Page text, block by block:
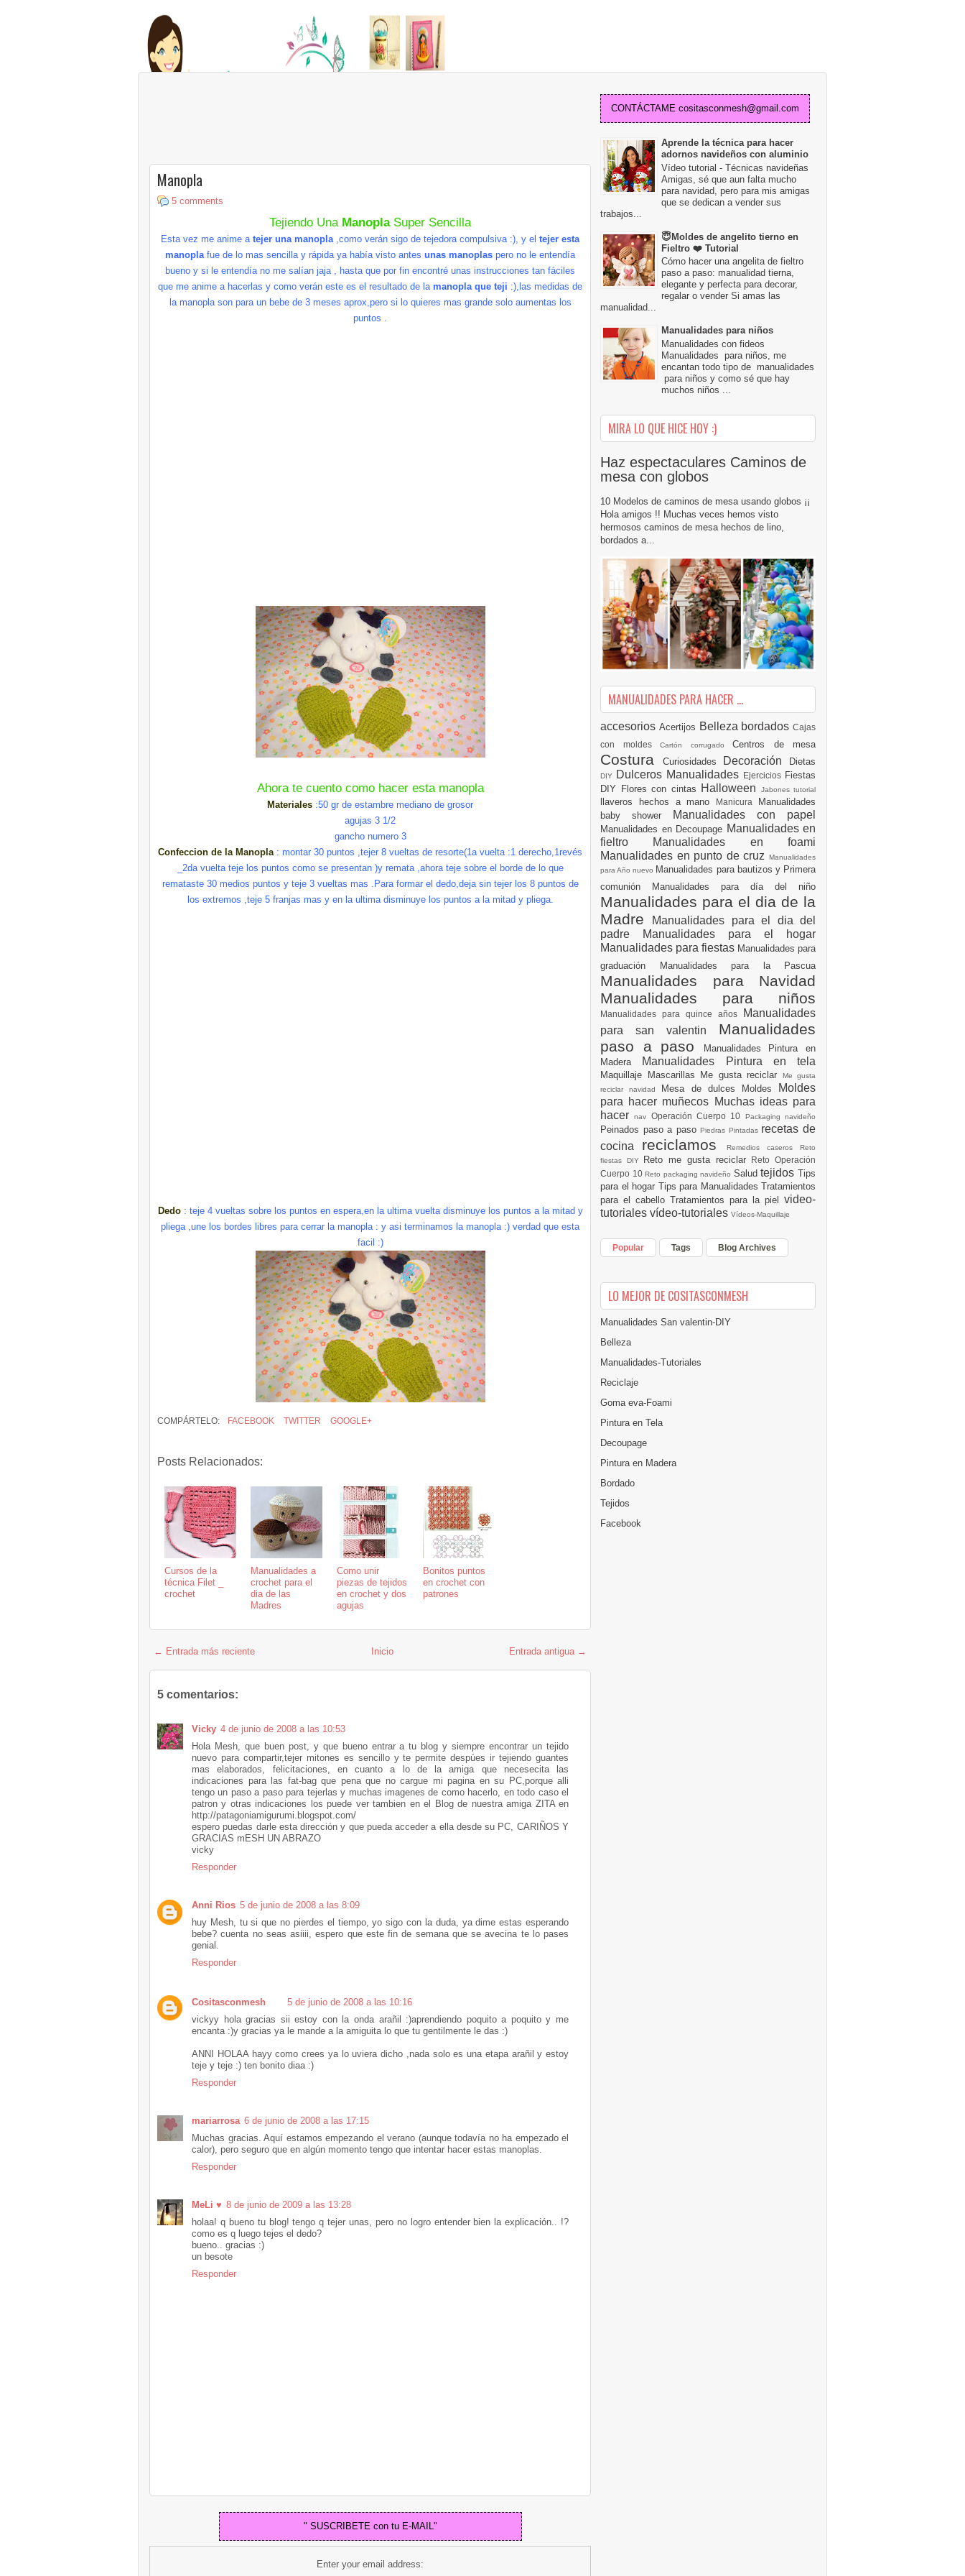
Manopla
5 comments
Tejiendo Una Manopla Super Sencilla
Esta vez me anime a tejer una manopla,como verán sigo de tejedora compulsiva :), y el tejer esta
manoplafue de lo mas sencilla y rápidaya habíavisto antes unas manoplas pero no le entendía
bueno y si le entendíano me salían jaja, hasta que por fin encontré unas instrucciones tan fáciles
que me anime a hacerlas y como verán este es el resultado de la manopla que teji :),las medidas de
la manopla son para un bebe de 3 meses aprox,pero si lo quieres mas grande solo aumentas los
puntos .
Ahora te cuento como hacer esta manopla
Materiales :50 gr de estambre mediano de grosor
agujas 3 1/2
gancho numero 3
Confeccion de la Manopla: montar 30 puntos ,tejer 8 vueltas de resorte(1a vuelta :1 derecho,1revés
_2da vuelta teje los puntos como se presentan )y remata ,ahora teje sobre el borde de lo que
remataste 30 medios puntos y teje 3 vueltas mas .Para formar el dedo,deja sin tejer los 8 puntos de
los extremos ,teje 5 franjas mas y en la ultima disminuye los puntos a la mitad y pliega.
Dedo : teje 4 vueltas sobre los puntos en espera,en la ultima vuelta disminuye los puntos a la mitad y
pliega ,une los bordes libres para cerrar la manopla : y asi terminamos la manopla :) verdad que esta
facil :)
COMPÁRTELO: FACEBOOK TWITTER GOOGLE+
Posts Relacionados:
Cursos de la
técnica Filet _
crochet
Manualidades a
crochet para el
dia de las
Madres
Como unir
piezas de tejidos
en crochet y dos
agujas
Bonitos puntos
en crochet con
patrones
← Entrada más reciente Entrada antigua →
Inicio
5 comentarios:
Vicky 4 de junio de 2008 a las 10:53
Hola Mesh, que buen post, y que bueno entrar a tu blog y siempre encontrar un tejido
nuevo para compartir,tejer mitones es sencillo y te permite despúes ir tejiendo guantes
mas elaborados, felicitaciones, en cuanto a lo de la amiga que necesecita las
indicaciones para las fat-bag que pena que no cargue mi pagina en su PC,porque alli
tengo un paso a paso para tejerlas y muchas imagenes de como hacerlo, en todo caso el
patron y otras indicaciones los puede ver tambien en el Blog de nuestra amiga ZITA en
http://patagoniamigurumi.blogspot.com/
espero puedas darle esta dirección y que pueda acceder a ella desde su PC, CARIÑOS Y
GRACIAS mESH UN ABRAZO
vicky
Responder
Anni Rios 5 de junio de 2008 a las 8:09
huy Mesh, tu si que no pierdes el tiempo, yo sigo con la duda, ya dime estas esperando
bebe? cuenta no seas asiiii, espero que este fin de semana que se avecina te lo pases
genial.
Responder
Cositasconmesh
5 de junio de 2008 a las 10:16
vickyy hola gracias sii estoy con la onda arañil :)aprendiendo poquito a poquito y me
encanta :)y gracias ya le mande a la amiguita lo que tu gentilmente le das :)
ANNI HOLAA hayy como crees ya lo uviera dicho ,nada solo es una etapa arañil y estoy
teje y teje :) ten bonito diaa :)
Responder
mariarrosa 6 de junio de 2008 a las 17:15
Muchas gracias. Aquí estamos empezando el verano (aunque todavía no ha empezado el
calor), pero seguro que en algún momento tengo que intentar hacer estas manoplas.
Responder
MeLi ♥ 8 de junio de 2009 a las 13:28
holaa! q bueno tu blog! tengo q tejer unas, pero no logro entender bien la explicación.. !?
como es q luego tejes el dedo?
bueno.. gracias :)
un besote
Responder
" SUSCRIBETE con tu E-MAIL"
Enter your email address:
CONTÁCTAME cositasconmesh@gmail.com
Aprende la técnica para hacer
adornos navideños con aluminio
Vídeo tutorial - Técnicas navideñas
Amigas, sé que aun falta mucho
para navidad, pero para mis amigas
que se dedican a vender sus
trabajos...
😇Moldes de angelito tierno en
Fieltro ❤️ Tutorial
Cómo hacer una angelita de fieltro
paso a paso: manualidad tierna,
elegante y perfecta para decorar,
regalar o vender Si amas las
manualidad...
Manualidades para niños
Manualidades con fideos
Manualidades para niños, me
encantan todo tipo de manualidades
para niños y como sé que hay
muchos niños ...
MIRA LO QUE HICE HOY :)
Haz espectaculares Caminos de
mesa con globos
10 Modelos de caminos de mesa usando globos ¡¡
Hola amigos !! Muchas veces hemos visto
hermosos caminos de mesa hechos de lino,
bordados a...
MANUALIDADES PARA HACER ...
accesorios Acertijos Belleza bordados Cajas
con moldes Cartón corrugado Centros de mesa
Costura Curiosidades Decoración Dietas
DIY Dulceros Manualidades Ejercicios Fiestas
DIY Flores con cintas Halloween Jabones tutorial
llaveros hechos a mano Manicura Manualidades
baby shower
Manualidades con papel
Manualidades en Decoupage Manualidades en
fieltro Manualidades en foami
Manualidades en punto de cruz
Manualidades
para Año nuevo Manualidades para bautizos y Primera
comunión Manualidades para día del niño
Manualidades para el dia de la
Madre
Manualidades para el dia del
padre
Manualidades para el hogar
Manualidades para fiestas Manualidades para
graduación Manualidades para la Pascua
Manualidades para Navidad
Manualidades para niños
Manualidades para quince años
Manualidades
para san valentin Manualidades
paso a paso
Manualidades Pintura en
Madera
Manualidades Pintura en tela
Maquillaje Mascarillas Me gusta reciclar
Me gusta
reciclar navidad Mesa de dulces Moldes
Moldes
para hacer muñecos Muchas ideas para
hacernav Operación Cuerpo 10 Packaging navideño
Peinados paso a pasoPiedras Pintadas recetas de
cocina reciclamos Remedios caseros Reto
fiestas DIY Reto me gusta reciclar
Reto Operación
Cuerpo 10Reto packaging navideño SaludtejidosTips
para el hogar Tips para Manualidades Tratamientos
para el cabello Tratamientos para la piel video-
tutoriales vídeo-tutoriales Vídeos-Maquillaje
Popular Tags Blog Archives
LO MEJOR DE COSITASCONMESH
Manualidades San valentin-DIY
Belleza
Manualidades-Tutoriales
Reciclaje
Goma eva-Foami
Pintura en Tela
Decoupage
Pintura en Madera
Bordado
Tejidos
Facebook